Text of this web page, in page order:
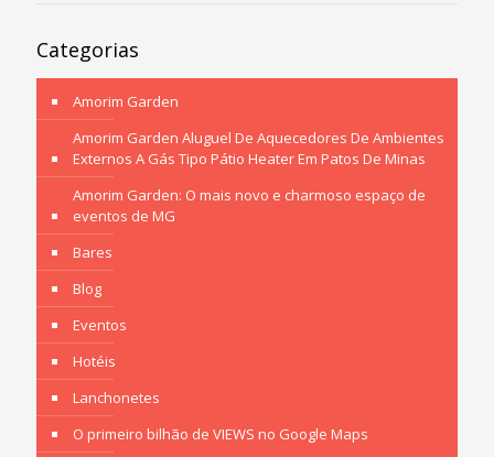
Categorias
Amorim Garden
Amorim Garden Aluguel De Aquecedores De Ambientes
Externos A Gás Tipo Pátio Heater Em Patos De Minas
Amorim Garden: O mais novo e charmoso espaço de
eventos de MG
Bares
Blog
Eventos
Hotéis
Lanchonetes
O primeiro bilhão de VIEWS no Google Maps